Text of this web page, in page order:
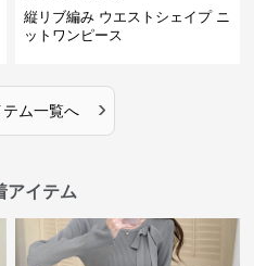
縦リブ編み ウエストシェイプ ニ
ットワンピース
テム一覧へ ›
アイテム